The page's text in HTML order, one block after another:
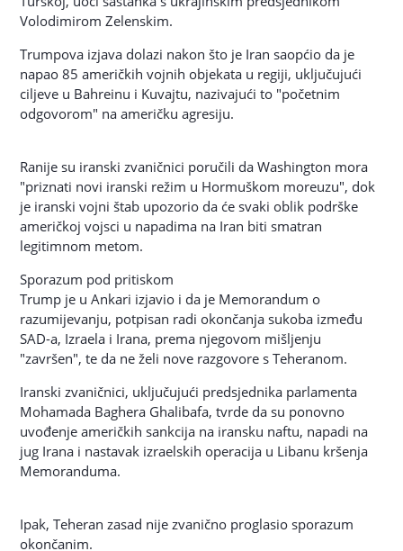
Volodimirom Zelenskim.
Trumpova izjava dolazi nakon što je Iran saopćio da je
napao 85 američkih vojnih objekata u regiji, uključujući
ciljeve u Bahreinu i Kuvajtu, nazivajući to "početnim
odgovorom" na američku agresiju.
Ranije su iranski zvaničnici poručili da Washington mora
"priznati novi iranski režim u Hormuškom moreuzu", dok
je iranski vojni štab upozorio da će svaki oblik podrške
američkoj vojsci u napadima na Iran biti smatran
legitimnom metom.
Sporazum pod pritiskom
Trump je u Ankari izjavio i da je Memorandum o
razumijevanju, potpisan radi okončanja sukoba između
SAD-a, Izraela i Irana, prema njegovom mišljenju
"završen", te da ne želi nove razgovore s Teheranom.
Iranski zvaničnici, uključujući predsjednika parlamenta
Mohamada Baghera Ghalibafa, tvrde da su ponovno
uvođenje američkih sankcija na iransku naftu, napadi na
jug Irana i nastavak izraelskih operacija u Libanu kršenja
Memoranduma.
Ipak, Teheran zasad nije zvanično proglasio sporazum
okončanim.